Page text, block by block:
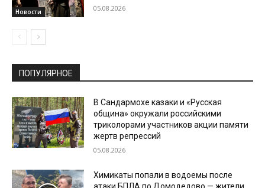
Новости 05.08.2026
ПОПУЛЯРНОЕ
В Сандармохе казаки и «Русская
община» окружали российскими
триколорами участников акции памяти
жертв репрессий
05.08.2026
Химикаты попали в водоемы после